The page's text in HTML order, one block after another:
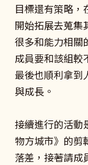
目標還有策略
開始拓展去蒐集
很多和能力相關
成員要和該組較
最後也順利拿到
與成長。
接續進行的活動
物方城市》的剪
落差，接著請成